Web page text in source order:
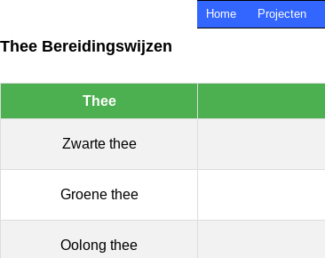
Home Projecten
Thee Bereidingswijzen
Thee
Zwarte thee
Groene thee
Oolong thee